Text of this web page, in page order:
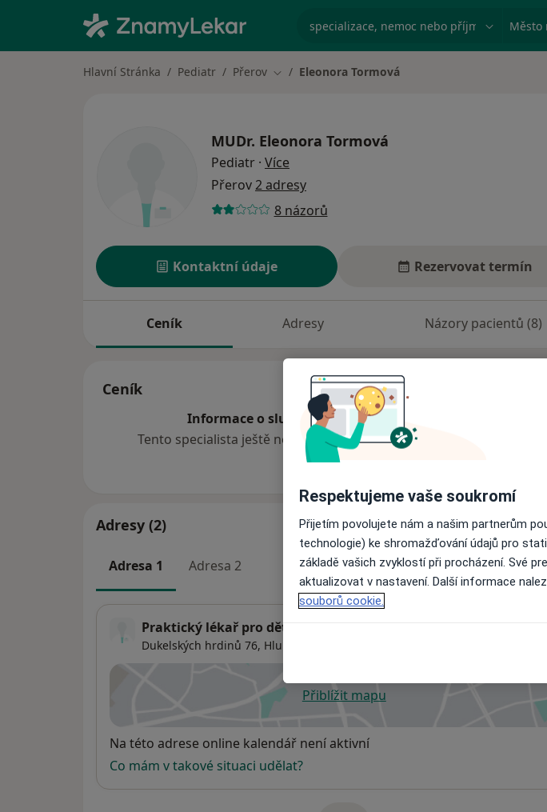
specializace, nemoc nebo příjmení
Hlavní Stránka Pediatr Přerov Změna města
Eleonora Tormová
MUDr. Eleonora Tormová
Pediatr · Více
Přerov2 adresy
8 názorů
Kontaktní údaje Rezervovat termín
Ceník Adresy Názory pacientů (8)
Ceník
Informace o službách a cenách nejsou k dispozici
Tento specialista ještě nepřidával žádné informace o svých službách.
Adresy (2)
Adresa 1 Adresa 2
Praktický lékař pro děti a dorost
Dukelských hrdinů 76, Hlubočky
Přiblížit mapuse otevře v nové záložce
Dostupnost
Na této adrese online kalendář není aktivní
Co mám v takové situaci udělat?
Respektujeme vaše soukromí
Přijetím povolujete nám a našim partnerům
technologie) ke shromažďování údajů pro
základě vašich zvyklostí při procházení. Své
aktualizovat v nastavení. Další informace
souborů cookie.